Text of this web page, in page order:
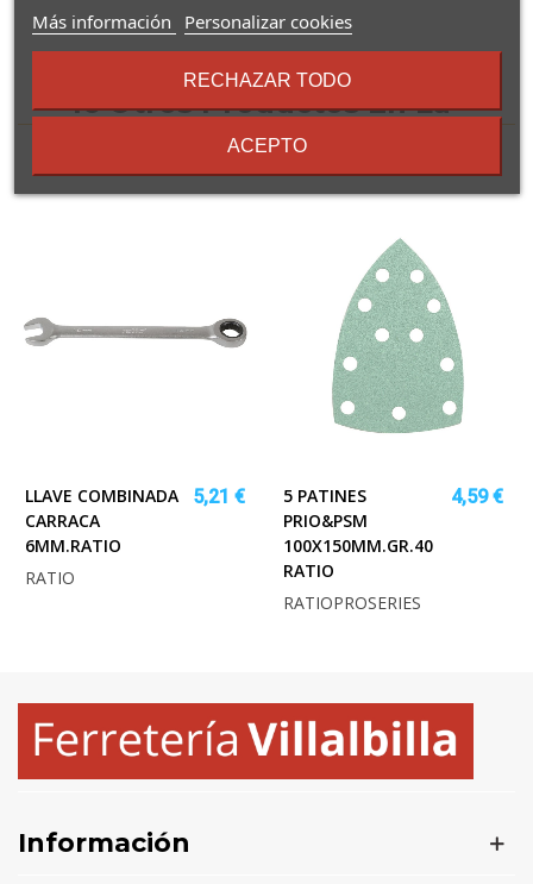
16 Otros Productos En La
Misma Categoría:
LLAVE COMBINADA
CARRACA
6MM.RATIO
5,21 €
RATIO
5 PATINES
PRIO&PSM
100X150MM.GR.40
RATIO
4,59 €
RATIOPROSERIES
Información
Más información
sobre
términos
condiciones
Personalizar cookies
RECHAZAR TODO
ACEPTO